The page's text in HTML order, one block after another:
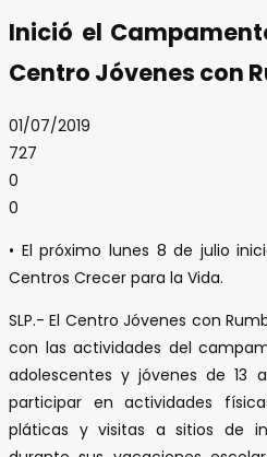
Inició el
Centro Jóvenes con
01/07/2019
727
0
0
• El próximo lunes 8 de julio
Centros Crecer para la Vida.
SLP.- El Centro Jóvenes con
con las actividades del
adolescentes y jóvenes de 13
participar en actividades
pláticas y visitas a sitios de